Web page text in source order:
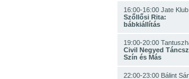
16:00-16:00 Jate
Szőllősi Rita:
bábkiállítás
19:00-20:00
Civil Negyed
Szín és Más
22:00-23:00 Bálint